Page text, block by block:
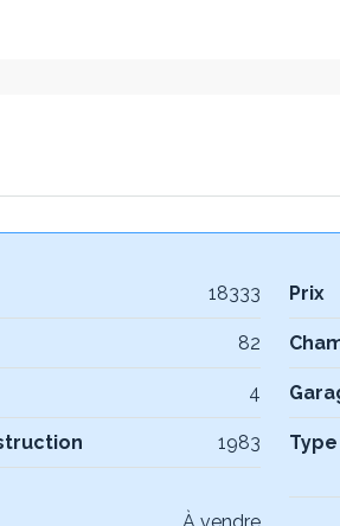
18333 Prix
82
4
1983